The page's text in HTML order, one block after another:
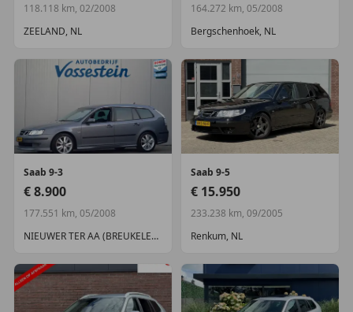
is bepalend).
BOVAG 40-puntencheck (zonder meerprijs):
p/viabovag-nl/checklist40puntencheck.pdf
Productveiligheid
Fabrikant: Theo Klaassen BV Rijksweg 177- 179a
6581EK MALDEN, NL 0243580523
Aanvullende opties en accessoires
Exterieur
Buitenspiegels elektrisch verstel- en verwarmbaar
Buitenspiegels in carrosseriekleur
118.118 km, 02/2008
ZEELAND, NL
164.272 km, 05/2008
Bergschenhoek, NL
Saab 9-3
€ 8.900
177.551 km, 05/2008
NIEUWER TER AA (BREUKELEN), NL
Saab 9-5
€ 15.950
233.238 km, 09/2005
Renkum, NL